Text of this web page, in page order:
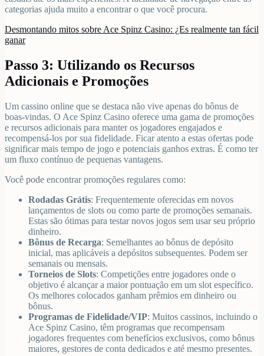
categorias ajuda muito a encontrar o que você procura.
Desmontando mitos sobre Ace Spinz Casino: ¿Es realmente tan fácil
ganar
Passo 3: Utilizando os Recursos
Adicionais e Promoções
Um cassino online que se destaca não vive apenas do bônus de
boas-vindas. O Ace Spinz Casino oferece uma gama de promoções
e recursos adicionais para manter os jogadores engajados e
recompensá-los por sua fidelidade. Ficar atento a estas ofertas pode
significar mais tempo de jogo e potenciais ganhos extras. É como ter
um fluxo contínuo de pequenas vantagens.
Você pode encontrar promoções regulares como:
Rodadas Grátis: Frequentemente oferecidas em novos
lançamentos de slots ou como parte de promoções semanais.
Estas são ótimas para testar novos jogos sem usar seu próprio
dinheiro.
Bônus de Recarga: Semelhantes ao bônus de depósito
inicial, mas aplicáveis a depósitos subsequentes. Podem ser
semanais ou mensais.
Torneios de Slots: Competições entre jogadores onde o
objetivo é alcançar a maior pontuação em um slot específico.
Os melhores colocados ganham prêmios em dinheiro ou
bônus.
Programas de Fidelidade/VIP: Muitos cassinos, incluindo o
Ace Spinz Casino, têm programas que recompensam
jogadores frequentes com benefícios exclusivos, como bônus
maiores, gestores de conta dedicados e até mesmo presentes.